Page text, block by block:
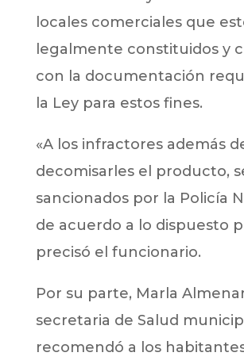
locales comerciales que
legalmente constituidos y
con la documentación
la Ley para estos fines.
«A los infractores además
decomisarles el producto,
sancionados por la Policía
de acuerdo a lo dispuesto
precisó el funcionario.
Por su parte, Marla
secretaria de Salud
recomendó a los